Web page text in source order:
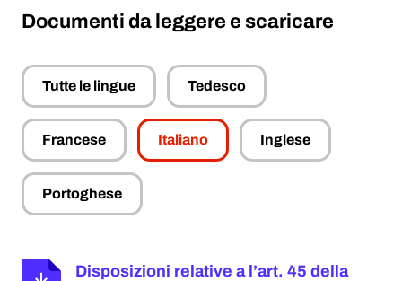
Documenti da leggere e scaricare
Tutte le lingue Tedesco
Francese Italiano Inglese
Portoghese
Disposizioni relative a l’art. 45 della